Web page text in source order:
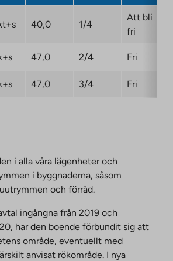
40,0 1/4
Att bli
fri
47,0 2/4 Fri
47,0 3/4 Fri
i alla våra lägenheter och
i byggnaderna, såsom
och förråd.
ingångna från 2019 och
har den boende förbundit sig att
område, eventuellt med
anvisat rökområde. I nya